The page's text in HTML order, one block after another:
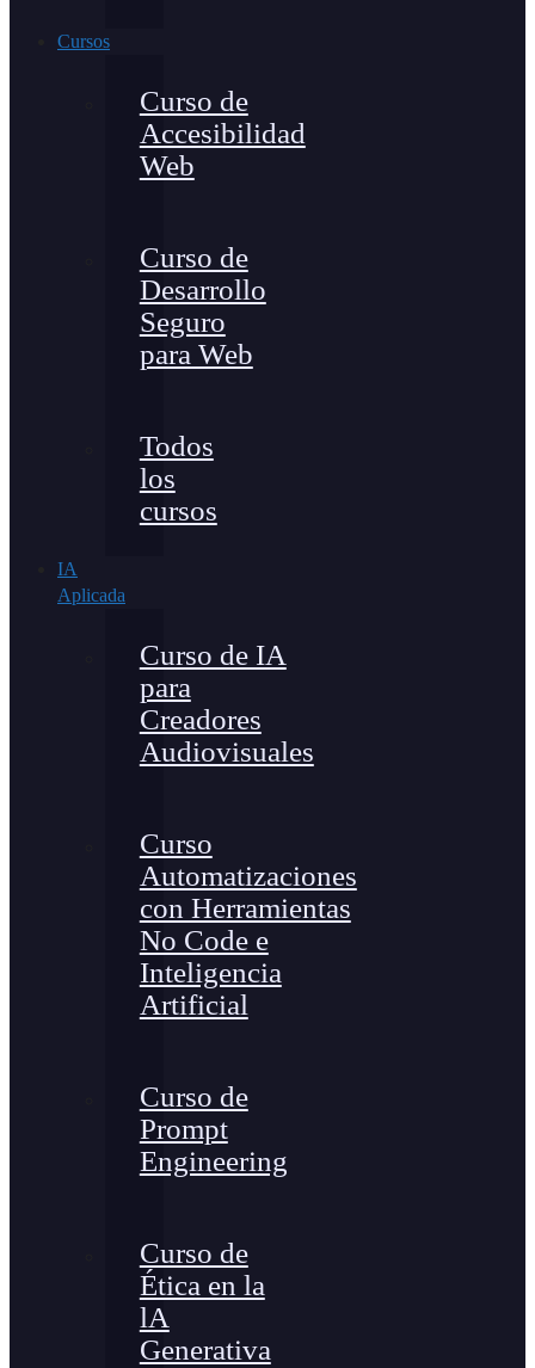
Cursos
Curso de
Accesibilidad
Web
Curso de
Desarrollo
Seguro
para Web
Todos
los
cursos
IA
Aplicada
Curso de IA
para
Creadores
Audiovisuales
Curso
Automatizaciones
con Herramientas
No Code e
Inteligencia
Artificial
Curso de
Prompt
Engineering
Curso de
Ética en la
lA
Generativa